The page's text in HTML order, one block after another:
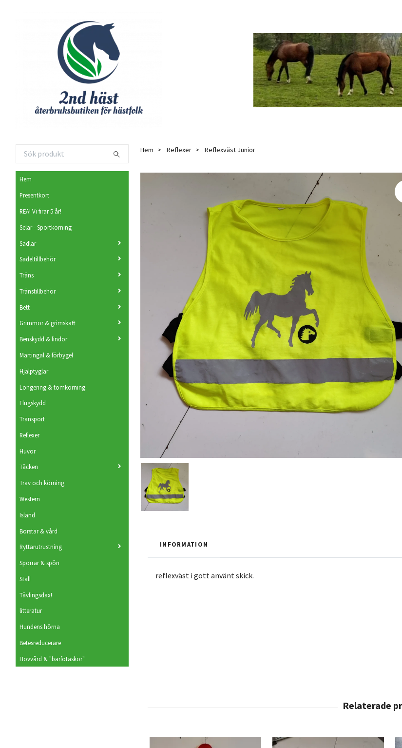
Hem
Presentkort
REA! Vi firar 5 år!
Selar - Sportkörning
Sadlar
Sadeltillbehör
Träns
Tränstillbehör
Bett
Grimmor & grimskaft
Benskydd & lindor
Martingal & förbygel
Hjälptyglar
Longering & tömkörning
Flugskydd
Transport
Reflexer
Huvor
Täcken
Trav och körning
Western
Island
Borstar & vård
Ryttarutrustning
Sporrar & spön
Stall
Tävlingsdax!
litteratur
Hundens hörna
Betesreducerare
Hovvård & "barfotaskor"
Hem Reflexer Reflexväst Junior
INFORMATION
reflexväst i gott använt skick.